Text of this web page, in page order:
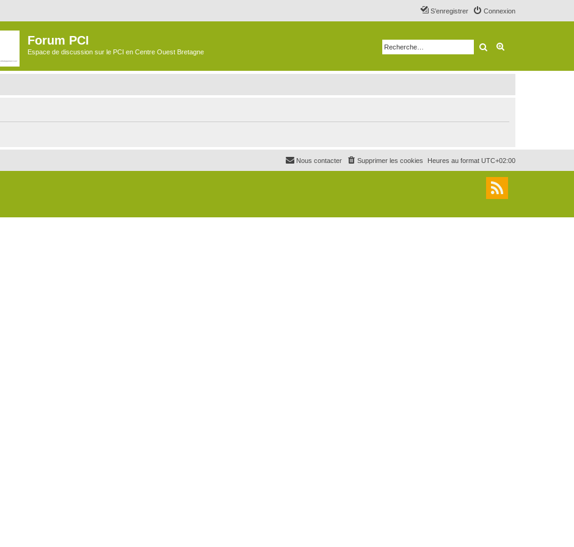
Connexion
S’enregistrer
Forum PCI
Espace de discussion sur le PCI en Centre Ouest Bretagne Rechercher
Heures au format UTC+02:00
Supprimer les cookies
Nous contacter